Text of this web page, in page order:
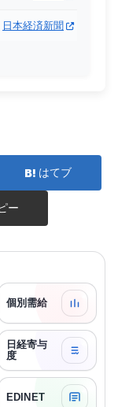
日本経済新聞
はてブ
ー
個別需給
日経寄与
度
EDINET